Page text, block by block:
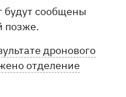
будут сообщены
позже.
дронового
отделение